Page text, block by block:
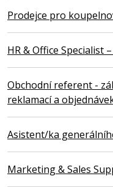
Prodejce pro
HR & Office Specialist
Obchodní referent -
reklamací a
Asistent/ka
Marketing & Sales